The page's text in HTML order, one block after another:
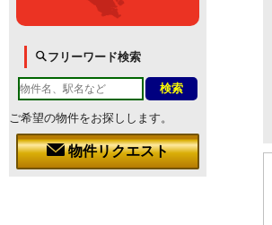
フリーワード検索
ご希望の物件をお探しします。
物件リクエスト